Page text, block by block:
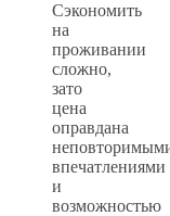
Сэкономить
на
проживании
сложно,
зато
цена
оправдана
впечатлениями
и
возможностью